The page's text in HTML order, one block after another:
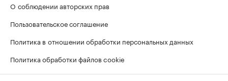
О соблюдении авторских прав
Пользовательское соглашение
Политика в отношении обработки персональных данных
Политика обработки файлов cookie